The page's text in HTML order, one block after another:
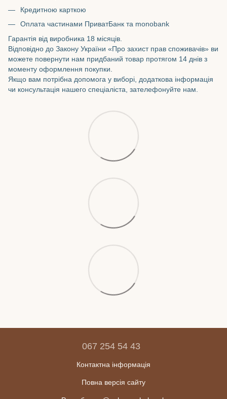
Кредитною карткою
Оплата частинами ПриватБанк та monobank
Гарантія від виробника 18 місяців.
Відповідно до Закону України «Про захист прав споживачів» ви
можете повернути нам придбаний товар протягом 14 днів з
моменту оформлення покупки.
Якщо вам потрібна допомога у виборі, додаткова інформація
чи консультація нашего спеціаліста, зателефонуйте нам.
067 254 54 43
Контактна інформація
Повна версія сайту